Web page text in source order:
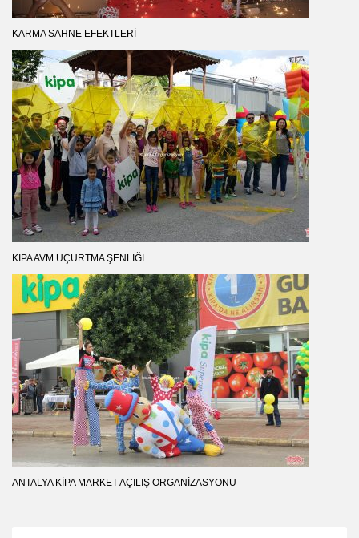
KARMA SAHNE EFEKTLERI
KIPA AVM UÇURTMA ŞENLIĞI
ANTALYA KIPA MARKET AÇILIŞ ORGANIZASYONU